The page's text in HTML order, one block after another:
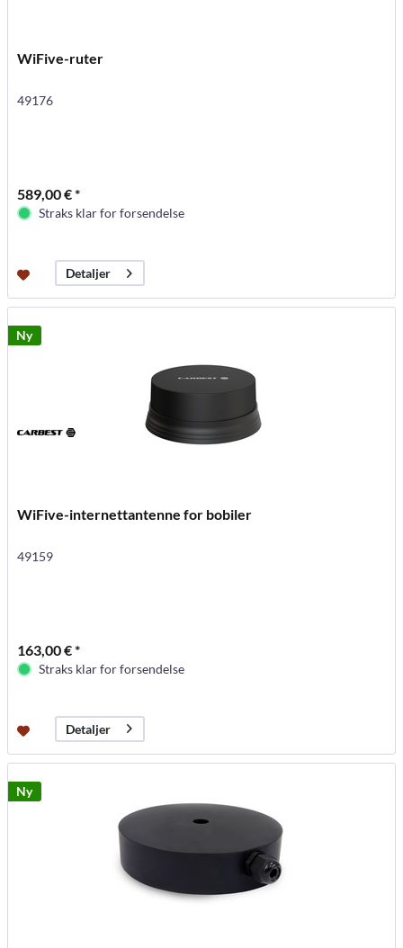
WiFive-ruter
49176
589,00 € *
Straks klar for forsendelse
Detaljer
Ny
WiFive-internettantenne for bobiler
49159
163,00 € *
Straks klar for forsendelse
Detaljer
Ny